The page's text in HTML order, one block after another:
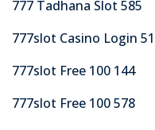
777 Tadhana Slot 585
777slot Casino Login
777slot Free 100 144
777slot Free 100 578